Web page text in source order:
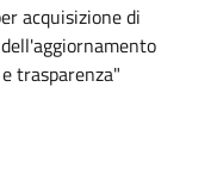
acquisizione di
trasparenza"